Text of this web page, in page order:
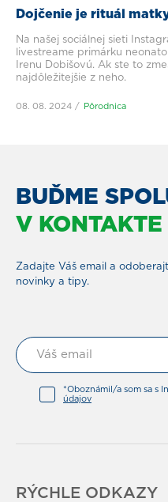
Dojčenie je rituál
Na našej sociálnej sieti
livestreame primárku
Irenu Dobišovú. Ak ste to
najdôležitejšie z neho.
08. 08. 2024 Pôrodnica
BUĎME
V KONTAKTE
Zadajte Váš email a
novinky a tipy.
*Oboznámil/a som sa s
údajov
RÝCHLE ODKAZY